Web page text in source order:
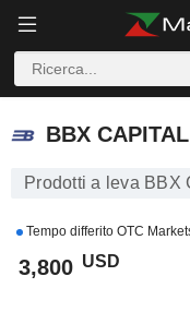
BBX CAPITAL, INC.
BBX
Prodotti a leva BBX
Tempo differito OTC
3,800 USD